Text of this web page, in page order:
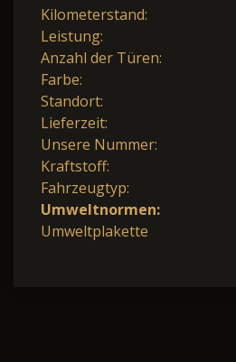
Kilometerstand:
Leistung:
Anzahl der Türen:
Farbe:
Standort:
Lieferzeit:
Unsere Nummer:
Kraftstoff:
Fahrzeugtyp:
Umweltnormen:
Umweltplakette